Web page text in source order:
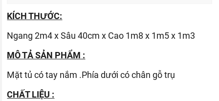
KÍCH THƯỚC:
Ngang 2m4 x Sâu 40cm x Cao 1m8 x 1m5 x 1m3
MÔ TẢ SẢN PHẨM :
Mặt tủ có tay nắm .Phía dưới có chân gỗ trụ
CHẤT LIỆU :